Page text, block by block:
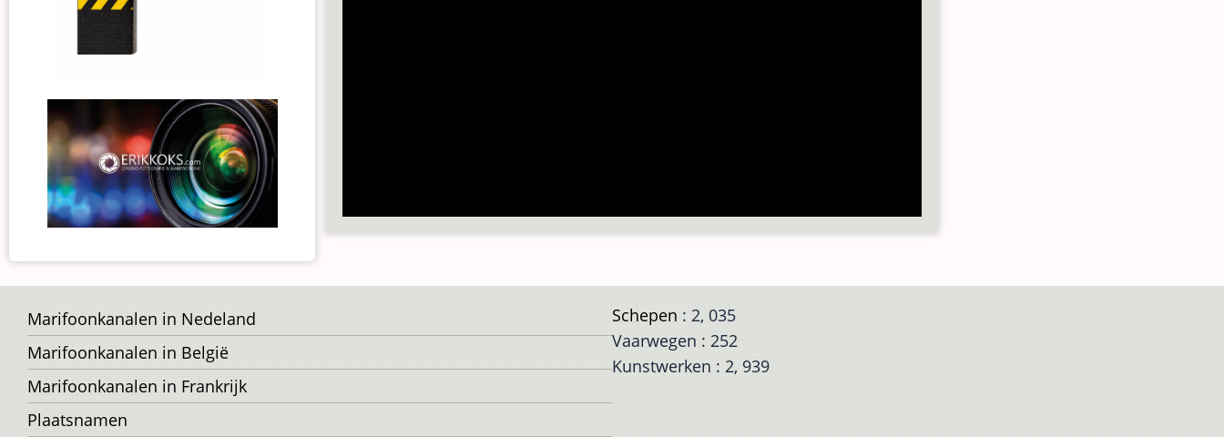
Voet
Marifoonkanalen in Nedeland
Marifoonkanalen in België
Marifoonkanalen in Frankrijk
Plaatsnamen
Schepen : 2, 035
Vaarwegen : 252
Kunstwerken : 2, 939